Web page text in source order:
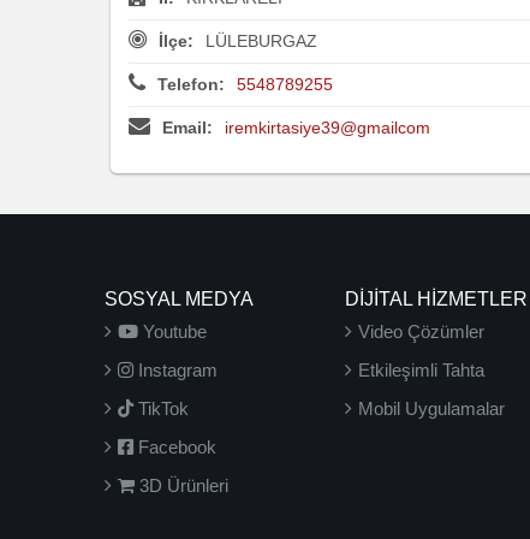
İlçe: LÜLEBURGAZ
Telefon: 5548789255
Email: iremkirtasiye39@gmailcom
SOSYAL MEDYA
Youtube
Instagram
TikTok
Facebook
3D Ürünleri
DİJİTAL HİZMETLER
Video Çözümler
Etkileşimli Tahta
Mobil Uygulamalar